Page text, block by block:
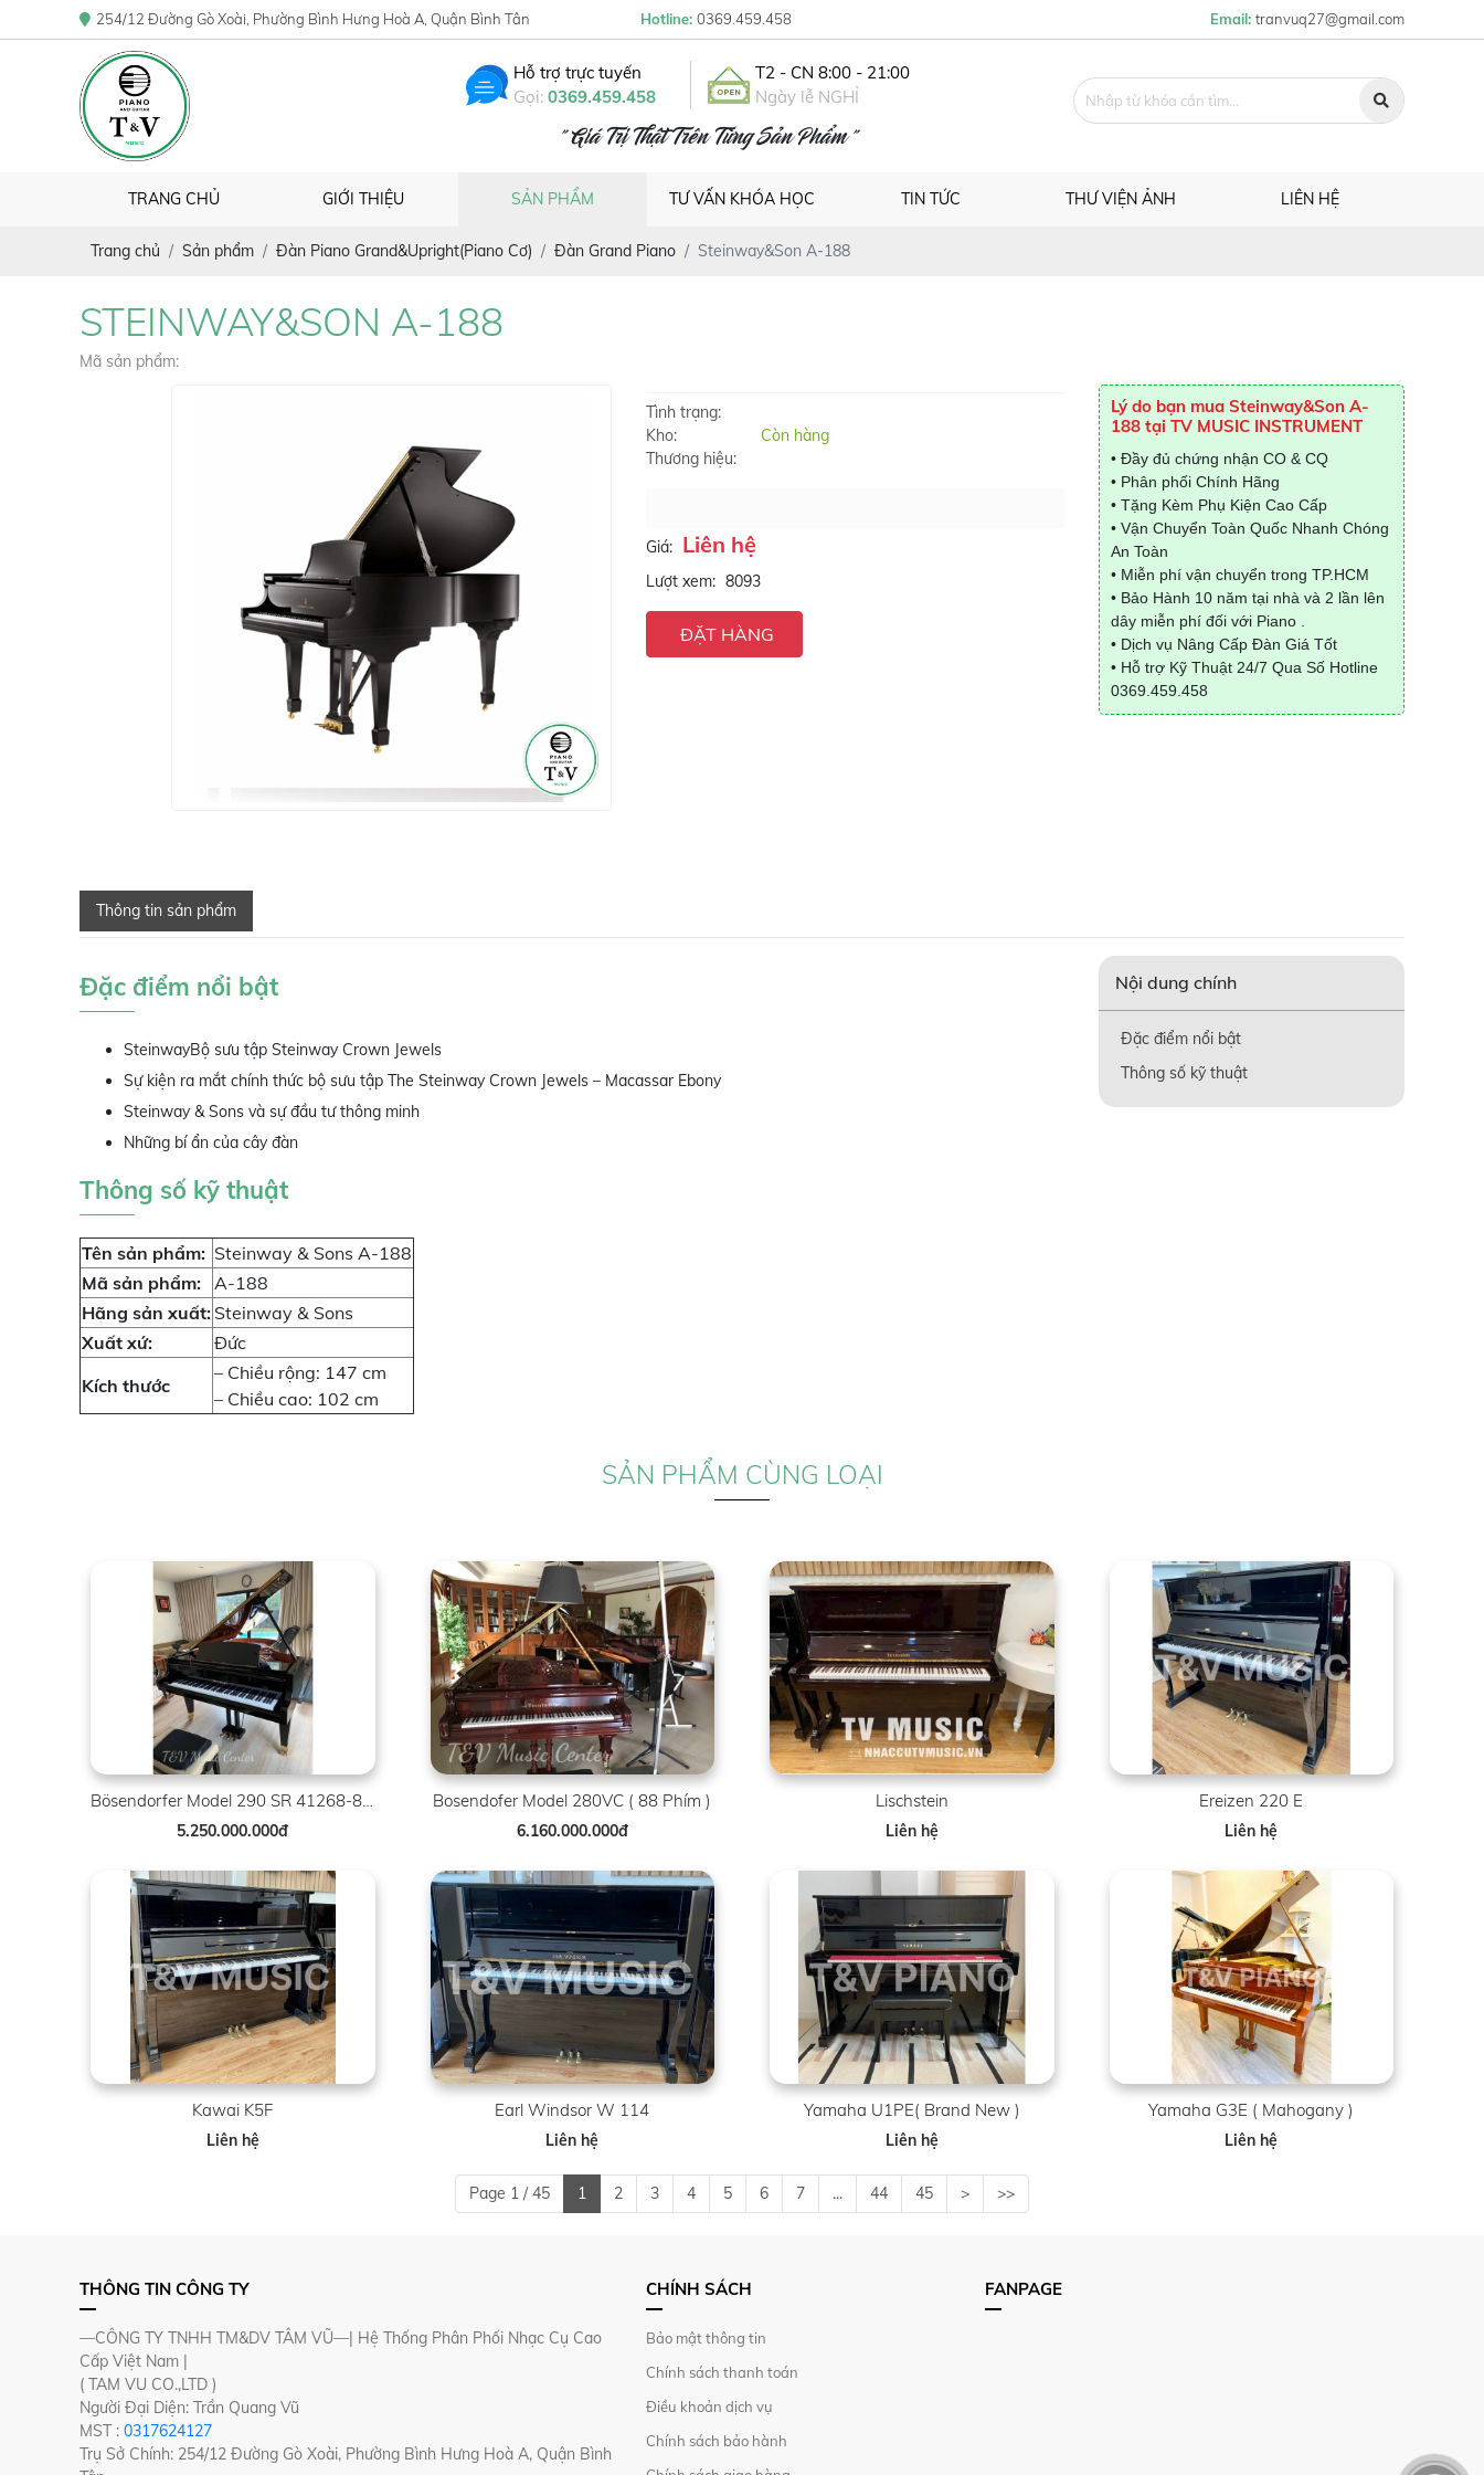
254/12 Đường Gò Xoài, Phường Bình Hưng Hoà A, Quận Bình Tân Hotline: 0369.459.458 Email: tranvuq27@gmail.com
Hỗ trợ trực tuyến
Gọi: 0369.459.458
T2 - CN 8:00 - 21:00
Ngày lễ NGHỈ
" Giá Trị Thật Trên Từng Sản Phẩm "
TRANG CHỦ GIỚI THIỆU SẢN PHẨM TƯ VẤN KHÓA HỌC TIN TỨC THƯ VIỆN ẢNH LIÊN HỆ
Trang chủ Sản phẩm Đàn Piano Grand&Upright(Piano Cơ) Đàn Grand Piano Steinway&Son A-188
STEINWAY&SON A-188
Mã sản phẩm:
Tình trạng:
Kho:
Còn hàng
Thương hiệu:
Giá: Liên hệ
Lượt xem: 8093
ĐẶT HÀNG
Lý do bạn mua Steinway&Son A-
188 tại TV MUSIC INSTRUMENT
• Đầy đủ chứng nhận CO & CQ
• Phân phối Chính Hãng
• Tặng Kèm Phụ Kiện Cao Cấp
• Vận Chuyển Toàn Quốc Nhanh Chóng
An Toàn
• Miễn phí vận chuyển trong TP.HCM
• Bảo Hành 10 năm tại nhà và 2 lần lên
dây miễn phí đối với Piano .
• Dịch vụ Nâng Cấp Đàn Giá Tốt
• Hỗ trợ Kỹ Thuật 24/7 Qua Số Hotline
0369.459.458
Thông tin sản phẩm
Đặc điểm nổi bật
SteinwayBộ sưu tập Steinway Crown Jewels
Sự kiện ra mắt chính thức bộ sưu tập The Steinway Crown Jewels – Macassar Ebony
Steinway & Sons và sự đầu tư thông minh
Những bí ẩn của cây đàn
Thông số kỹ thuật
Tên sản phẩm: Steinway & Sons A-188
Mã sản phẩm:
A-188
Hãng sản xuất: Steinway & Sons
Xuất xứ:
Đức
Kích thước
– Chiều rộng: 147 cm
– Chiều cao: 102 cm
Nội dung chính
Đặc điểm nổi bật
Thông số kỹ thuật
SẢN PHẨM CÙNG LOẠI
5.250.000.000đ
Bosendofer Model 280VC ( 88 Phím )
6.160.000.000đ
Lischstein
Liên hệ
Ereizen 220 E
Liên hệ
Kawai K5F
Liên hệ
Earl Windsor W 114
Liên hệ
Yamaha U1PE( Brand New )
Liên hệ
Yamaha G3E ( Mahogany )
Liên hệ
Page 1 / 45 1 2 3 4 5 6 7 ... 44 45 > >>
THÔNG TIN CÔNG TY
—CÔNG TY TNHH TM&DV TÂM VŨ—| Hệ Thống Phân Phối Nhạc Cụ Cao
Cấp Việt Nam |
( TAM VU CO.,LTD )
Người Đại Diện: Trần Quang Vũ
MST : 0317624127
Trụ Sở Chính: 254/12 Đường Gò Xoài, Phường Bình Hưng Hoà A, Quận Bình
CHÍNH SÁCH
Bảo mật thông tin
Chính sách thanh toán
Điều khoản dịch vụ
Chính sách bảo hành
FANPAGE